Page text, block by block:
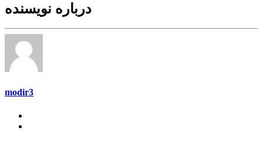
درباره نویسنده
modir3